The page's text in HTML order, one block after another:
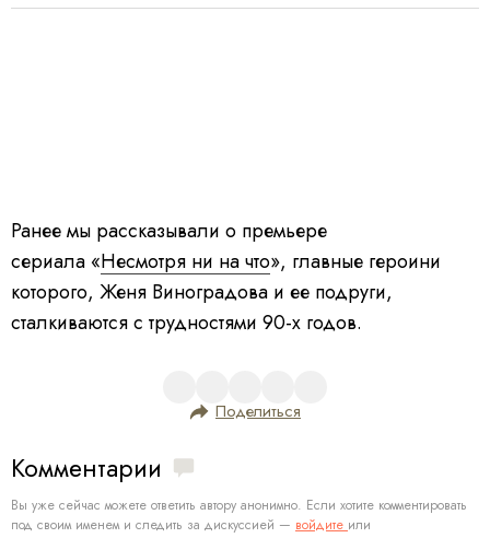
Ранее мы рассказывали о премьере
сериала «Несмотря ни на что», главные героини
которого, Женя Виноградова и ее подруги,
сталкиваются с трудностями 90-х годов.
Поделиться
Комментарии
Вы уже сейчас можете ответить автору анонимно. Если хотите комментировать
под своим именем и следить за дискуссией — войдите или